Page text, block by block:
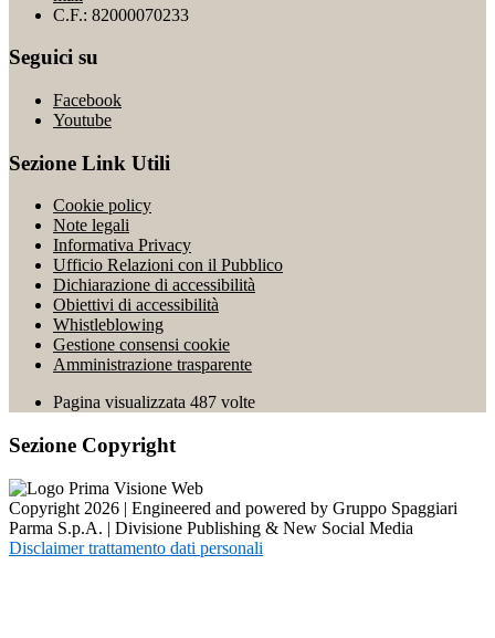
C.F.: 82000070233
Seguici su
Facebook
Youtube
Sezione Link Utili
Cookie policy
Note legali
Informativa Privacy
Ufficio Relazioni con il Pubblico
Dichiarazione di accessibilità
Obiettivi di accessibilità
Whistleblowing
Gestione consensi cookie
Amministrazione trasparente
Pagina visualizzata 487 volte
Sezione Copyright
Copyright 2026 | Engineered and powered by Gruppo Spaggiari
Parma S.p.A. | Divisione Publishing & New Social Media
Disclaimer trattamento dati personali